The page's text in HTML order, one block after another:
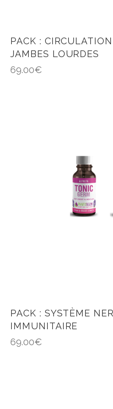
PACK :
JAMBES LOURDES
69.00€
PACK : SYSTÈME
IMMUNITAIRE
69.00€